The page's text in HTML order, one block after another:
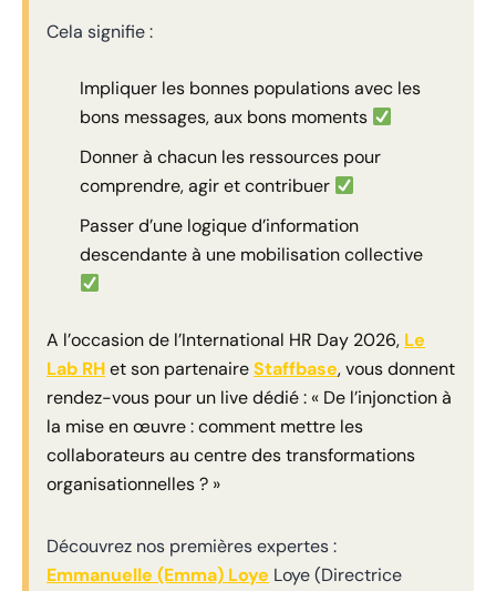
Cela signifie :
Impliquer les bonnes populations avec les
bons messages, aux bons moments
Donner à chacun les ressources pour
comprendre, agir et contribuer
Passer d’une logique d’information
descendante à une mobilisation collective
A l’occasion de l’International HR Day 2026, Le
Lab RHet son partenaireStaffbase, vous donnent
rendez-vous pour un live dédié : « De l’injonction à
la mise en œuvre : comment mettre les
collaborateurs au centre des transformations
organisationnelles ? »
Découvrez nos premières expertes :
Emmanuelle (Emma) Loye Loye (Directrice